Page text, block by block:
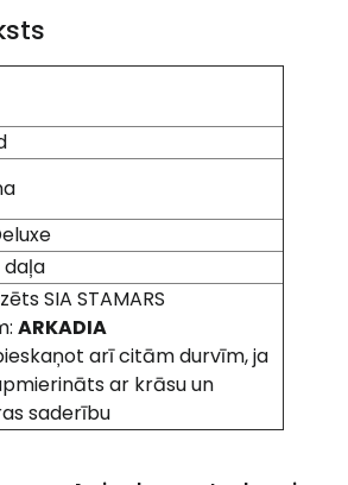
daļa
SIA STAMARS
ARKADIA
arī citām durvīm, ja
ar krāsu un
saderību